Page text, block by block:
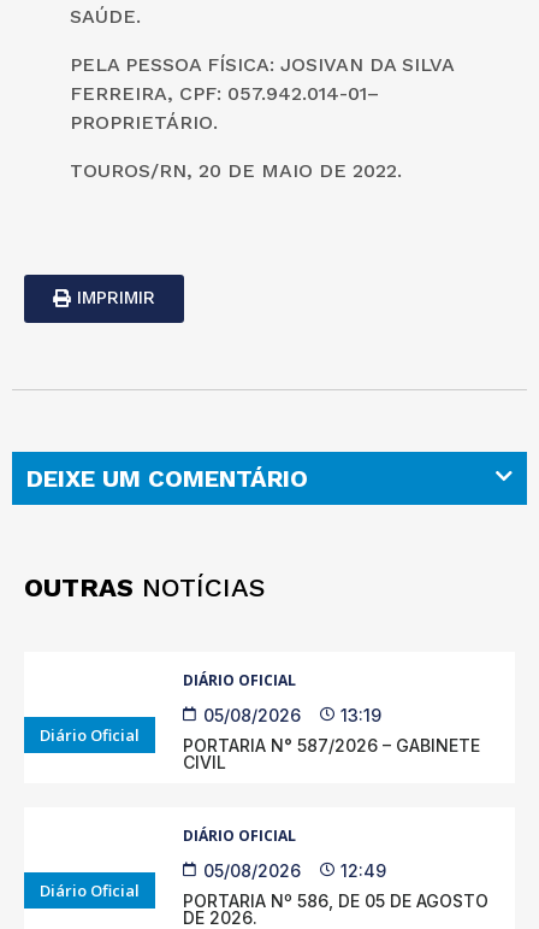
SAÚDE.
PELA PESSOA FÍSICA: JOSIVAN DA SILVA
FERREIRA, CPF: 057.942.014-01–
PROPRIETÁRIO.
TOUROS/RN, 20 DE MAIO DE 2022.
IMPRIMIR
DEIXE UM COMENTÁRIO
OUTRAS NOTÍCIAS
Diário Oficial
DIÁRIO OFICIAL
05/08/2026
13:19
PORTARIA N° 587/2026 – GABINETE
CIVIL
Diário Oficial
DIÁRIO OFICIAL
05/08/2026
12:49
PORTARIA Nº 586, DE 05 DE AGOSTO
DE 2026.